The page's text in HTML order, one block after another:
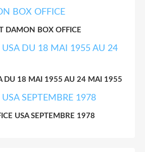
DAMON BOX OFFICE
DU 18 MAI 1955 AU 24 MAI 1955
USA SEPTEMBRE 1978